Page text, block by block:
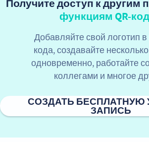
Получите доступ к другим
функциям QR-
Добавляйте свой логотип в
кода, создавайте
одновременно, работайте
коллегами и многое
СОЗДАТЬ БЕСПЛАТНУЮ
ЗАПИСЬ